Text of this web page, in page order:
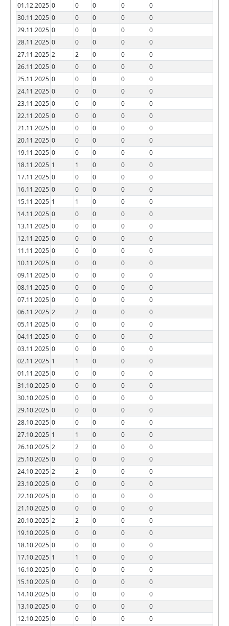
01.12.2025 0 0 0 0
0
30.11.2025 0 0 0 0
0
29.11.2025 0 0 0 0
0
28.11.2025 0 0 0 0
0
27.11.2025 2 2 0 0
0
26.11.2025 0 0 0 0
0
25.11.2025 0 0 0 0
0
24.11.2025 0 0 0 0
0
23.11.2025 0 0 0 0
0
22.11.2025 0 0 0 0
0
21.11.2025 0 0 0 0
0
20.11.2025 0 0 0 0
0
19.11.2025 0 0 0 0
0
18.11.2025 1 1 0 0
0
17.11.2025 0 0 0 0
0
16.11.2025 0 0 0 0
0
15.11.2025 1 1 0 0
0
14.11.2025 0 0 0 0
0
13.11.2025 0 0 0 0
0
12.11.2025 0 0 0 0
0
11.11.2025 0 0 0 0
0
10.11.2025 0 0 0 0
0
09.11.2025 0 0 0 0
0
08.11.2025 0 0 0 0
0
07.11.2025 0 0 0 0
0
06.11.2025 2 2 0 0
0
05.11.2025 0 0 0 0
0
04.11.2025 0 0 0 0
0
03.11.2025 0 0 0 0
0
02.11.2025 1 1 0 0
0
01.11.2025 0 0 0 0
0
31.10.2025 0 0 0 0
0
30.10.2025 0 0 0 0
0
29.10.2025 0 0 0 0
0
28.10.2025 0 0 0 0
0
27.10.2025 1 1 0 0
0
26.10.2025 2 2 0 0
0
25.10.2025 0 0 0 0
0
24.10.2025 2 2 0 0
0
23.10.2025 0 0 0 0
0
22.10.2025 0 0 0 0
0
21.10.2025 0 0 0 0
0
20.10.2025 2 2 0 0
0
19.10.2025 0 0 0 0
0
18.10.2025 0 0 0 0
0
17.10.2025 1 1 0 0
0
16.10.2025 0 0 0 0
0
15.10.2025 0 0 0 0
0
14.10.2025 0 0 0 0
0
13.10.2025 0 0 0 0
0
12.10.2025 0 0 0 0
0